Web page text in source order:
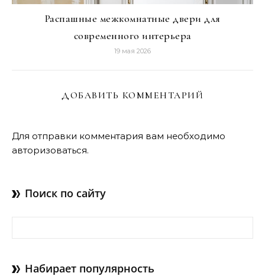
Распашные межкомнатные двери для
современного интерьера
19 мая 2026
ДОБАВИТЬ КОММЕНТАРИЙ
Для отправки комментария вам необходимо
авторизоваться.
Поиск по сайту
Набирает популярность